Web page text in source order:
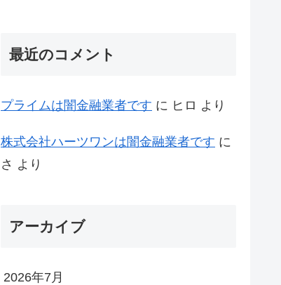
最近のコメント
プライム は闇金融業者です に ヒロ より
株式会社ハーツワンは闇金融業者です に
さ より
アーカイブ
2026年7月